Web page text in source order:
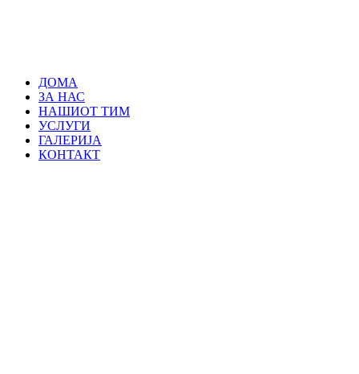
ДОМА
ЗА НАС
НАШИОТ ТИМ
УСЛУГИ
ГАЛЕРИЈА
КОНТАКТ